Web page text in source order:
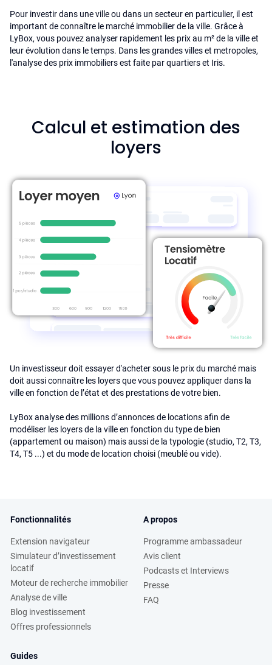
Pour investir dans une ville ou dans un secteur en particulier, il est
important de connaître le marché immobilier de la ville. Grâce à
LyBox, vous pouvez analyser rapidement les prix au m² de la ville et
leur évolution dans le temps. Dans les grandes villes et metropoles,
l'analyse des prix immobiliers est faite par quartiers et Iris.
Calcul et estimation des
loyers
Un investisseur doit essayer d'acheter sous le prix du marché mais
doit aussi connaître les loyers que vous pouvez appliquer dans la
ville en fonction de l’état et des prestations de votre bien.
LyBox analyse des millions d’annonces de locations afin de
modéliser les loyers de la ville en fonction du type de bien
(appartement ou maison) mais aussi de la typologie (studio, T2, T3,
T4, T5 ...) et du mode de location choisi (meublé ou vide).
Fonctionnalités
Extension navigateur
Simulateur d’investissement
locatif
Moteur de recherche immobilier
Analyse de ville
Blog investissement
Offres professionnels
A propos
Programme ambassadeur
Avis client
Podcasts et Interviews
Presse
FAQ
Guides